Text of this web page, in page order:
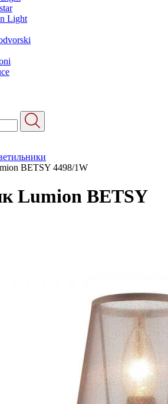
Light
BETSY 4498/1W
Lumion BETSY